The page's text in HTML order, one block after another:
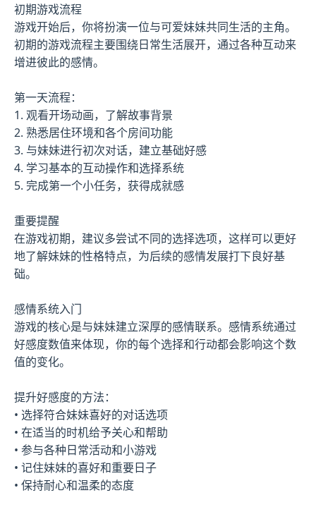
初期游戏流程
游戏开始后，你将扮演一位与可爱妹妹共同生活的主角。
初期的游戏流程主要围绕日常生活展开，通过各种互动来
增进彼此的感情。
第一天流程：
1. 观看开场动画，了解故事背景
2. 熟悉居住环境和各个房间功能
3. 与妹妹进行初次对话，建立基础好感
4. 学习基本的互动操作和选择系统
5. 完成第一个小任务，获得成就感
重要提醒
在游戏初期，建议多尝试不同的选择选项，这样可以更好
地了解妹妹的性格特点，为后续的感情发展打下良好基
础。
感情系统入门
游戏的核心是与妹妹建立深厚的感情联系。感情系统通过
好感度数值来体现，你的每个选择和行动都会影响这个数
值的变化。
提升好感度的方法：
• 选择符合妹妹喜好的对话选项
• 在适当的时机给予关心和帮助
• 参与各种日常活动和小游戏
• 记住妹妹的喜好和重要日子
• 保持耐心和温柔的态度